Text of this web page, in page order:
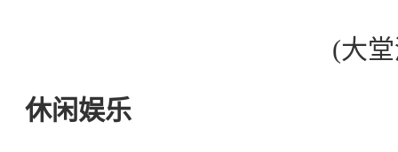
(大
休闲娱乐